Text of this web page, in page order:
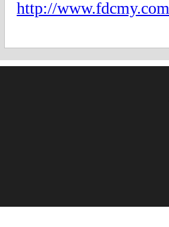
http://www.fdcmy.com